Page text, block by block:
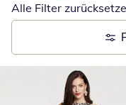
Alle Filter